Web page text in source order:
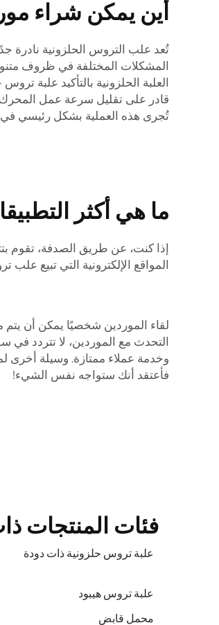
أين يمكن شراء
تُعد علب التروس الحلزونية نادرة
المشكلات المختلفة في ظروف
العلبة الحلزونية بالتأكيد علبة تروس
قادر على تقليل سرعة عمل المحرك
تُجرى هذه العملية بشكل رئيسي في
ما هي أكثر
إذا كنت، عن طريق الصدفة، تقوم
المواقع الإلكترونية التي تبيع
لقاء الموردين شخصيًا يمكن أن
التحدث مع الموردين، لا تتردد
وخدمة عملاء ممتازة. وسيلة أخرى
فأعتقد أنك ستواجه نفس الشيء!
فئات المنتجات
علبة تروس حلزونية ذات دودة
علبة تروس هيبود
محمل قابض